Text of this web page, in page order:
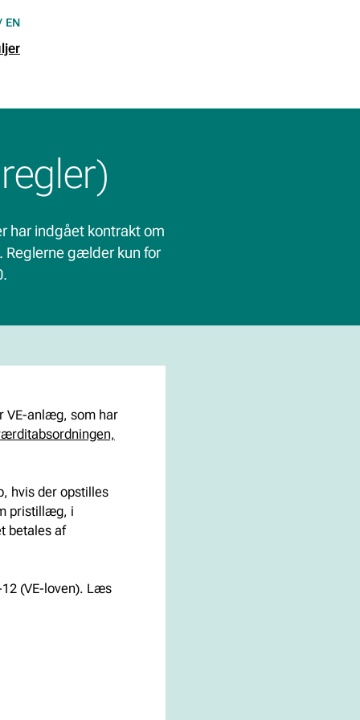
EN
har indgået kontrakt om
gælder kun for
VE-anlæg, som har
hvis der opstilles
pristillæg, i
betales af
(VE-loven). Læs